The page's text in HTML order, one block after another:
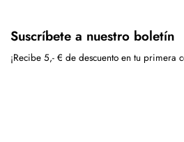
Suscríbete a nuestro boletín
¡Recibe 5,- € de descuento en tu primera